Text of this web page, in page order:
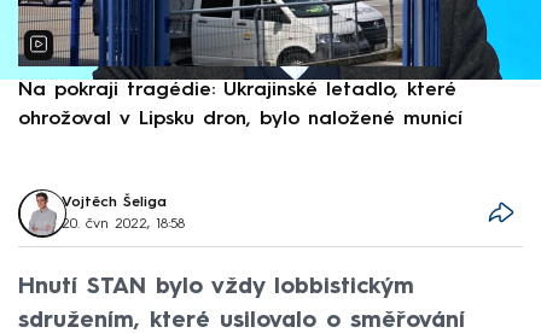
Na pokraji tragédie: Ukrajinské letadlo, které
ohrožoval v Lipsku dron, bylo naložené municí
Vojtěch Šeliga
20. čvn 2022, 18:58
Hnutí STAN bylo vždy lobbistickým
sdružením, které usilovalo o směřování